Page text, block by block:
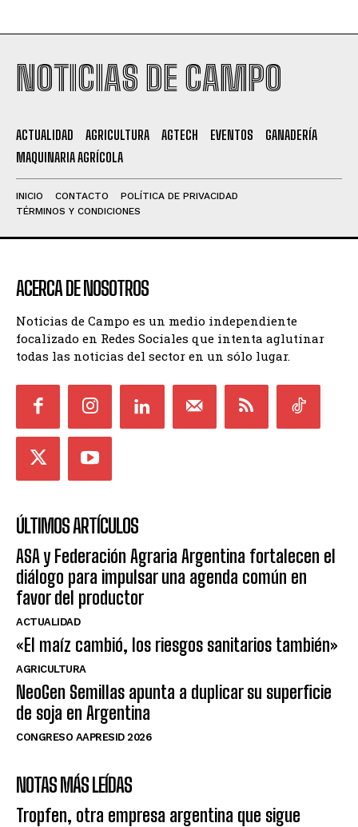
NOTICIAS DE CAMPO
ACTUALIDAD AGRICULTURA AGTECH EVENTOS
GANADERÍA
MAQUINARIA AGRÍCOLA
INICIO CONTACTO
POLÍTICA DE PRIVACIDAD
TÉRMINOS Y CONDICIONES
ACERCA DE NOSOTROS
Noticias de Campo es un medio independiente
focalizado en Redes Sociales que intenta aglutinar
todas las noticias del sector en un sólo lugar.
ÚLTIMOS ARTÍCULOS
ASA y Federación Agraria Argentina fortalecen el
diálogo para impulsar una agenda común en
favor del productor
ACTUALIDAD
«El maíz cambió, los riesgos sanitarios también»
AGRICULTURA
NeoGen Semillas apunta a duplicar su superficie
de soja en Argentina
CONGRESO AAPRESID 2026
NOTAS MÁS LEÍDAS
Tropfen, otra empresa argentina que sigue